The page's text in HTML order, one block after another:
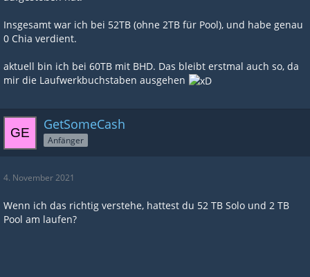
Insgesamt war ich bei 52TB (ohne 2TB für Pool), und habe genau
0 Chia verdient.
aktuell bin ich bei 60TB mit BHD. Das bleibt erstmal auch so, da
mir die Laufwerkbuchstaben ausgehen
GetSomeCash
Anfänger
4. November 2021
Wenn ich das richtig verstehe, hattest du 52 TB Solo und 2 TB
Pool am laufen?